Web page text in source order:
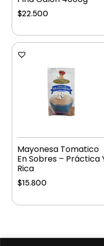
$22.500
Mayonesa Tomatico
En Sobres – Práctica
Rica
$15.800